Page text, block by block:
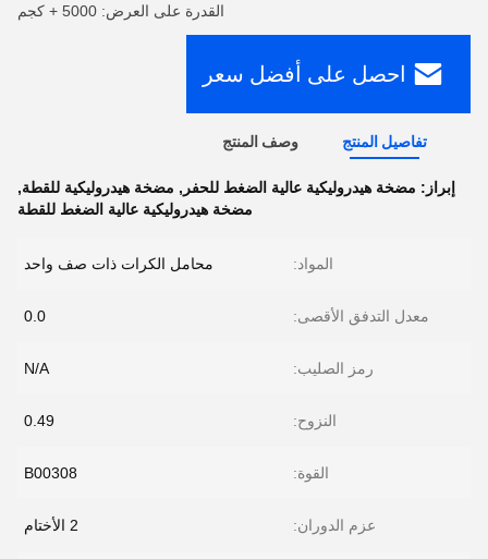
القدرة على العرض: 5000 + كجم
احصل على أفضل سعر
تفاصيل المنتج وصف المنتج
إبراز: مضخة هيدروليكية عالية الضغط للحفر , مضخة هيدروليكية للقطة,
مضخة هيدروليكية عالية الضغط للقطة
المواد: محامل الكرات ذات صف واحد
معدل التدفق الأقصى: 0.0
رمز الصليب: N/A
النزوح: 0.49
القوة: B00308
عزم الدوران: 2 الأختام